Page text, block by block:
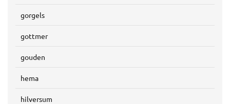
gorgels
gottmer
gouden
hema
hilversum